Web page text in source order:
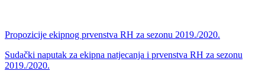
Propozicije ekipnog prvenstva RH za sezonu 2019./2020.
Sudački naputak za ekipna natjecanja i prvenstva RH za sezonu
2019./2020.